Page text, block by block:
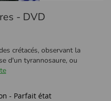
- DVD
crétacés, observant la
d'un tyrannosaure, ou
- Parfait état